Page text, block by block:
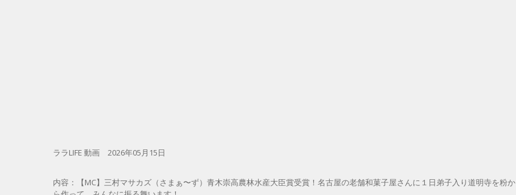
ララLIFE 動画 2026年05月15日
内容：【MC】三村マサカズ（さまぁ〜ず）青木崇高農林水産大臣賞受賞！名古屋の老舗和菓子屋さんに１日弟子入り道明寺を粉か